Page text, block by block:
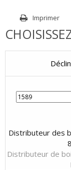
Imprimer
Distributeur des
Distributeur de